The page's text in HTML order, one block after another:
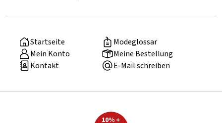
Startseite
Modeglossar
Mein Konto
Meine Bestellung
Kontakt
E-Mail schreiben
10% +